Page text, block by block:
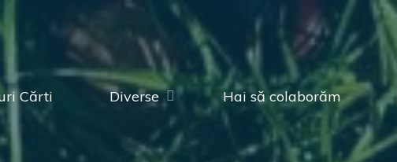
Cărti Diverse Hai să colaborăm